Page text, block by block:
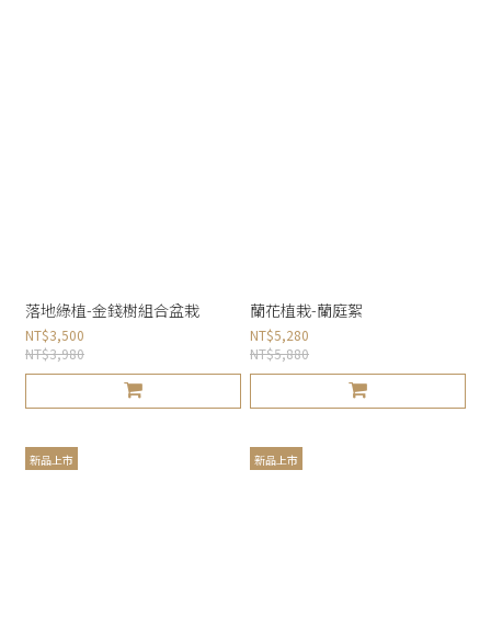
落地綠植-金錢樹組合盆栽
NT$3,500
NT$3,980
蘭花植栽-蘭庭絮
NT$5,280
NT$5,880
新品上市 新品上市